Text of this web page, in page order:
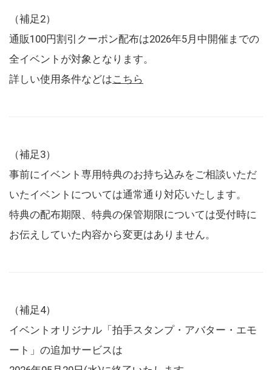
（補足2）
通販100円割引クーポン配布は2026年5月中開催までの
全イベントが対象となります。
詳しい使用条件などはこちら
（補足3）
事前にイベント専用特典のお持ち込みをご相談いただ
いたイベントについては通常通り対応いたします。
特典の配布期限、特典の保管期限については受付時に
お伝えしていた内容から変更はありません。
（補足4）
イベントオリジナル「拍手スタンプ・アバター・エモ
ート」の追加サービスは